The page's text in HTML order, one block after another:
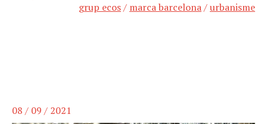
grup ecos/ marca barcelona/urbanisme
08 / 09 / 2021